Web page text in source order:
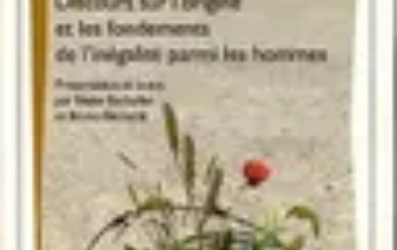
Noces d'Or
Idées et InspirationsDiscours et vœux
souvenirsCélébrationActivités et animations
Noces d'Or